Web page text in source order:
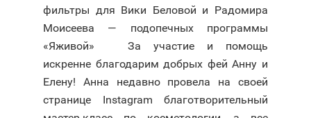
фильтры для Вики Беловой и Радомира
Моисеева — подопечных программы
«Яживой» ⠀ За участие и помощь
искренне благодарим добрых фей Анну и
Елену! Анна недавно провела на своей
странице Instagram благотворительный